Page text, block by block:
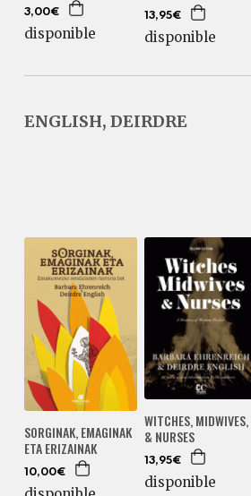
3,00€
disponible
13,95€
disponible
ENGLISH, DEIRDRE
SORGINAK, EMAGINAK
ETA ERIZAINAK
10,00€
WITCHES, MIDWIVES,
& NURSES
13,95€
disponible